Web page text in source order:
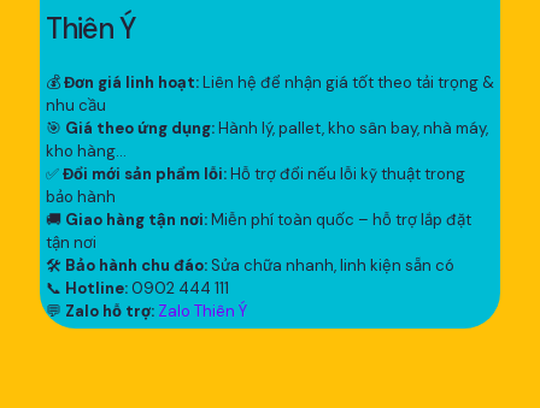
Thiên Ý
💰Đơn giá linh hoạt:Liên hệ để nhận giá tốt theo tải trọng &
nhu cầu
🎯 Giá theo ứng dụng:Hành lý, pallet, kho sân bay, nhà máy,
kho hàng...
✅Đổi mới sản phẩm lỗi:Hỗ trợ đổi nếu lỗi kỹ thuật trong
bảo hành
🚚 Giao hàng tận nơi:Miễn phí toàn quốc – hỗ trợ lắp đặt
tận nơi
🛠 Bảo hành chu đáo: Sửa chữa nhanh, linh kiện sẵn có
📞 Hotline: 0902 444 111
💬 Zalo hỗ trợ: Zalo Thiên Ý